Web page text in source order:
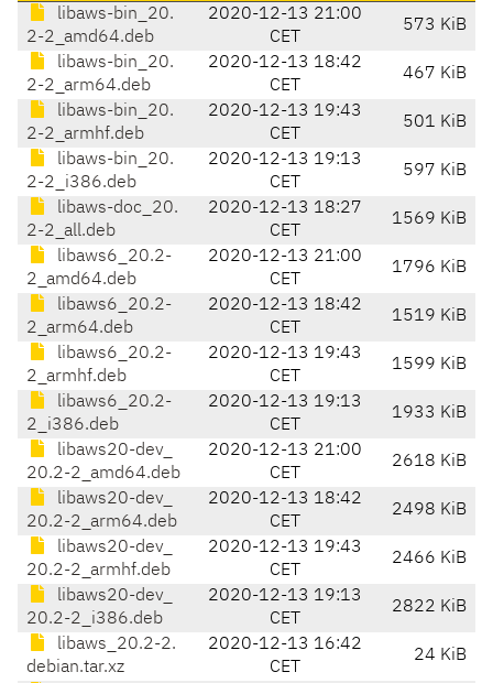
libaws-bin_20.
2-2_amd64.deb
2020-12-13 21:00
CET
573 KiB
libaws-bin_20.
2-2_arm64.deb
2020-12-13 18:42
CET
467 KiB
libaws-bin_20.
2-2_armhf.deb
2020-12-13 19:43
CET
501 KiB
libaws-bin_20.
2-2_i386.deb
2020-12-13 19:13
CET
597 KiB
libaws-doc_20.
2-2_all.deb
2020-12-13 18:27
CET
1569 KiB
libaws6_20.2-
2_amd64.deb
2020-12-13 21:00
CET
1796 KiB
libaws6_20.2-
2_arm64.deb
2020-12-13 18:42
CET
1519 KiB
libaws6_20.2-
2_armhf.deb
2020-12-13 19:43
CET
1599 KiB
libaws6_20.2-
2_i386.deb
2020-12-13 19:13
CET
1933 KiB
libaws20-dev_
20.2-2_amd64.deb
2020-12-13 21:00
CET
2618 KiB
libaws20-dev_
20.2-2_arm64.deb
2020-12-13 18:42
CET
2498 KiB
libaws20-dev_
20.2-2_armhf.deb
2020-12-13 19:43
CET
2466 KiB
libaws20-dev_
20.2-2_i386.deb
2020-12-13 19:13
CET
2822 KiB
libaws_20.2-2.
debian.tar.xz
2020-12-13 16:42
CET
24 KiB